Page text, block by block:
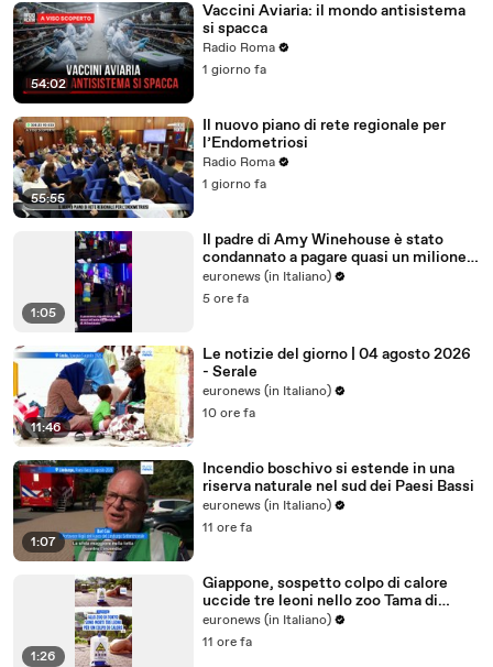
54:02
Vaccini Aviaria: il mondo antisistema
si spacca
Radio Roma
1 giorno fa
55:55
Il nuovo piano di rete regionale per
l’Endometriosi
Radio Roma
1 giorno fa
1:05
Il padre di Amy Winehouse è stato
condannato a pagare quasi un milione
di sterline alle amiche
euronews (in Italiano)
5 ore fa
11:46
Le notizie del giorno | 04 agosto 2026
- Serale
euronews (in Italiano)
10 ore fa
1:07
Incendio boschivo si estende in una
riserva naturale nel sud dei Paesi Bassi
euronews (in Italiano)
11 ore fa
1:26
Giappone, sospetto colpo di calore
uccide tre leoni nello zoo Tama di
Tokyo
euronews (in Italiano)
11 ore fa